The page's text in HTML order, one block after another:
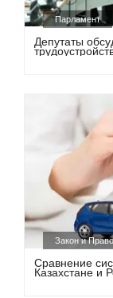
Парламент
Депутаты
Закон и Право
Сравнение
Казахстане и